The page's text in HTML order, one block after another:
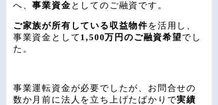
へ、事業資金 としてのご融資です。
ご家族が所有している収益物件を活用し、
事業資金として 1,500万円のご融資希望でし
た。
事業運転資金が必要でしたが、お問合せの
数か月前に法人を立ち上げたばかりで実績